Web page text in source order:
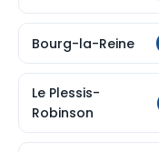
Bourg-la-Reine
Le Plessis-
Robinson